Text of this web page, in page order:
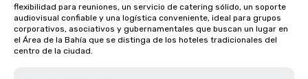
flexibilidad para reuniones, un servicio de catering sólido, un soporte
audiovisual confiable y una logística conveniente, ideal para grupos
corporativos, asociativos y gubernamentales que buscan un lugar en
el Área de la Bahía que se distinga de los hoteles tradicionales del
centro de la ciudad.